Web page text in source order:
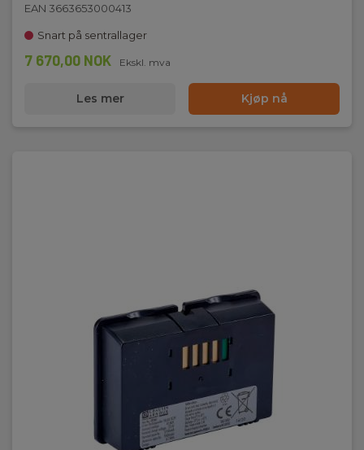
EAN 3663653000413
Snart på sentrallager
7 670,00 NOK Ekskl. mva
Les mer Kjøp nå